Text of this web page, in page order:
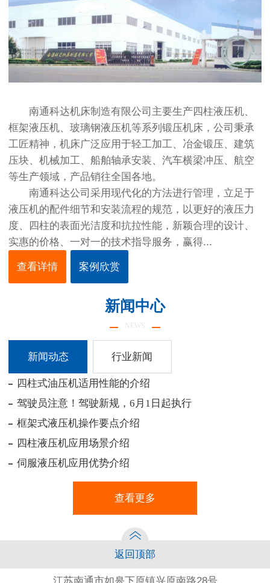
南通科达机床制造有限公司主要生产四柱液压机、
框架液压机、玻璃钢液压机等系列锻压机床，公司秉承
工匠精神，机床广泛应用于轻工加工、冶金锻压、建筑
压块、机械加工、船舶轴承安装、汽车横梁冲压、航空
等生产领域，产品销往全国各地。
南通科达公司采用现代化的方法进行管理，立足于
液压机的配件细节和安装流程的规范，以更好的液压力
度、四柱的表面光洁度和抗拉性能，新颖合理的设计、
实惠的价格、一对一的技术指导服务，赢得...
查看详情 案例欣赏
新闻中心
NEWS
新闻动态 行业新闻
四柱式油压机适用性能的介绍
驾驶员注意！驾驶新规，6月1日起执行
框架式液压机操作要点介绍
四柱液压机应用场景介绍
伺服液压机应用优势介绍
查看更多
返回顶部
江苏南通市如皋下原镇兴原南路28号